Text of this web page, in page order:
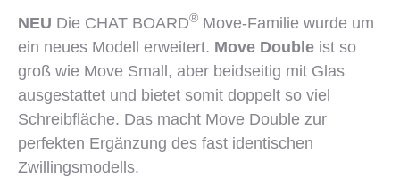
NEU Die CHAT BOARD® Move-Familie wurde um
ein neues Modell erweitert. Move Double ist so
groß wie Move Small, aber beidseitig mit Glas
ausgestattet und bietet somit doppelt so viel
Schreibfläche. Das macht Move Double zur
perfekten Ergänzung des fast identischen
Zwillingsmodells.